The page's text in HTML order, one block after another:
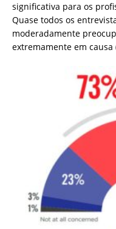
significativa para os
Quase todos os
moderadamente
extremamente em causa